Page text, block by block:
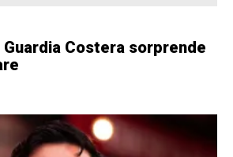
Guardia Costera sorprende